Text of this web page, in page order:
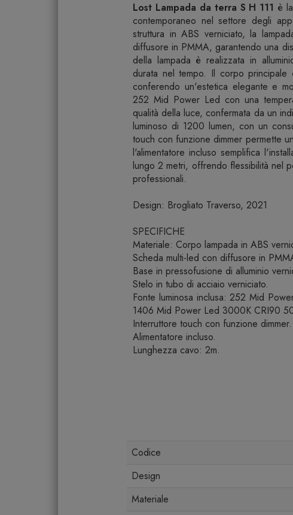
Lost Lampada da terra S H 111 è
contemporaneo nel settore degli
struttura in ABS verniciato, la
diffusore in PMMA, garantendo una
della lampada è realizzata in
durata nel tempo. Il corpo
conferendo un'estetica elegante e
252 Mid Power Led con una
qualità della luce, confermata da un
luminoso di 1200 lumen, con un
touch con funzione dimmer permette
l'alimentatore incluso semplifica
lungo 2 metri, offrendo flessibilità nel
professionali.
Design: Brogliato Traverso, 2021
SPECIFICHE
Materiale: Corpo lampada in ABS
Scheda multi-led con diffusore in
Base in pressofusione di alluminio
Stelo in tubo di acciaio verniciato.
Fonte luminosa inclusa: 252 Mid
1406 Mid Power Led 3000K CRI90
Interruttore touch con funzione dimmer.
Alimentatore incluso.
Lunghezza cavo: 2m.
Codice
Design
Materiale